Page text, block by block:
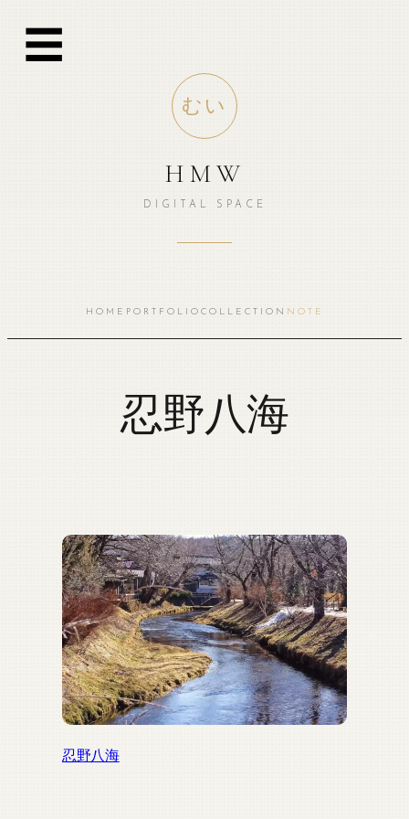
☰
むい
HMW
DIGITAL SPACE
HOME PORTFOLIO COLLECTION NOTE
忍野八海
忍野八海